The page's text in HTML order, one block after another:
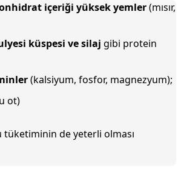
içeriği yüksek yemler(mısır,
küspesi ve silaj gibi protein
(kalsiyum, fosfor, magnezyum);
ot)
tüketiminin de yeterli olması